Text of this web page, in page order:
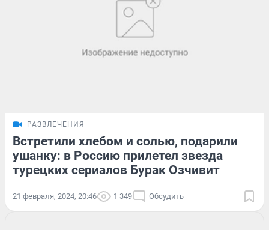
РАЗВЛЕЧЕНИЯ
Встретили хлебом и солью, подарили
ушанку: в Россию прилетел звезда
турецких сериалов Бурак Озчивит
21 февраля, 2024, 20:46 1 349 Обсудить